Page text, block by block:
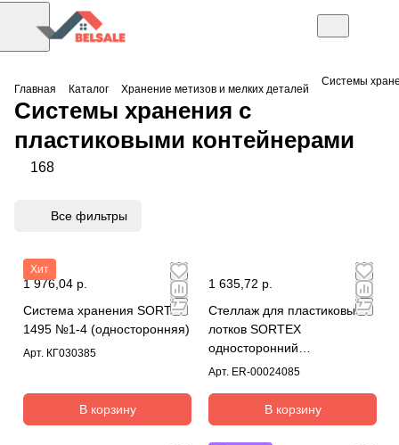
Главная Каталог Хранение метизов и мелких деталей
Системы
Системы хранения с
пластиковыми контейнерами
168
Все фильтры
Хит
1 976,04 р.
Система хранения SORTEX
1495 №1-4 (односторонняя)
Арт. КГ030385
В корзину
1 635,72 р.
Стеллаж для пластиковых
лотков SORTEX
односторонний
1800x1000x450.04
Арт. ER-00024085
В корзину